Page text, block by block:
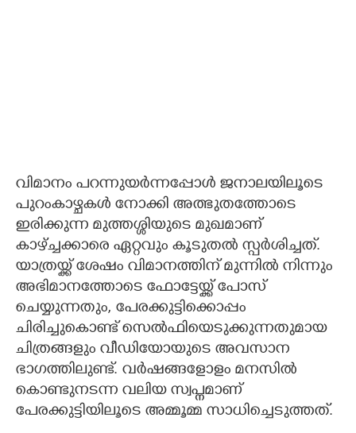
വിമാനം പറന്നുയർന്നപ്പോൾ ജനാലയിലൂടെ
പുറംകാഴ്ചകൾ നോക്കി അത്ഭുതത്തോടെ
ഇരിക്കുന്ന മുത്തശ്ശിയുടെ മുഖമാണ്
കാഴ്ച്ചക്കാരെ ഏറ്റവും കൂടുതൽ സ്പർശിച്ചത്.
യാത്രയ്ക്ക് ശേഷം വിമാനത്തിന് മുന്നിൽ നിന്നും
അഭിമാനത്തോടെ ഫോട്ടേയ്ക്ക് പോസ്
ചെയ്യുന്നതും, പേരക്കുട്ടിക്കൊപ്പം
ചിരിച്ചുകൊണ്ട് സെൽഫിയെടുക്കുന്നതുമായ
ചിത്രങ്ങളും വീഡിയോയുടെ അവസാന
ഭാഗത്തിലുണ്ട്. വർഷങ്ങളോളം മനസിൽ
കൊണ്ടുനടന്ന വലിയ സ്വപ്നമാണ്
പേരക്കുട്ടിയിലൂടെ അമ്മൂമ്മ സാധിച്ചെടുത്തത്.